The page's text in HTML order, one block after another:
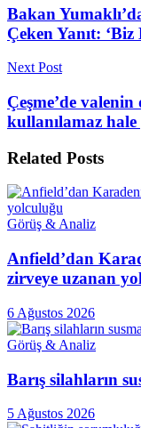
Bakan
Çeken Yanıt:
Next Post
Çeşme’de
kullanılamaz hale
Related Posts
Görüş & Analiz
Anfield’dan
zirveye uzanan
6 Ağustos 2026
Görüş & Analiz
Barış silahların
5 Ağustos 2026